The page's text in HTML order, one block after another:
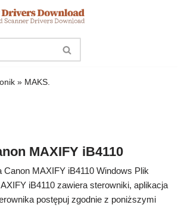
» MAKS.
MAXIFY iB4110
Canon MAXIFY iB4110 Windows Plik
iB4110 zawiera sterowniki, aplikacja
postępuj zgodnie z poniższymi